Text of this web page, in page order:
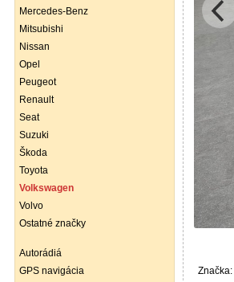
Mercedes-Benz
Mitsubishi
Nissan
Opel
Peugeot
Renault
Seat
Suzuki
Škoda
Toyota
Volkswagen
Volvo
Ostatné značky
Autorádiá
GPS navigácia
Značka: